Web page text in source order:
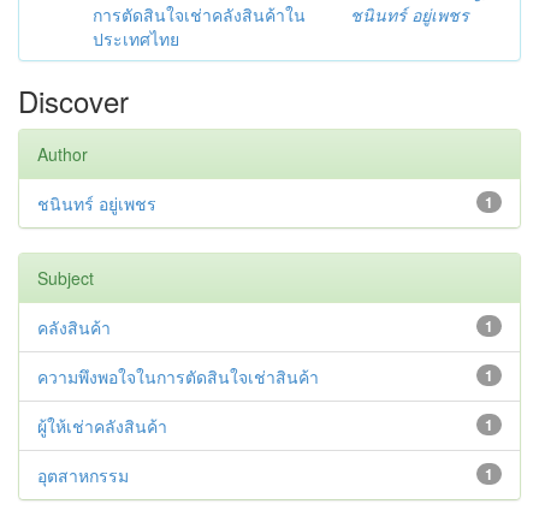
การตัดสินใจเช่าคลังสินค้าใน
ประเทศไทย
ชนินทร์ อยู่เพชร
Discover
Author
1
ชนินทร์ อยู่เพชร
Subject
1
คลังสินค้า
1
ความพึงพอใจในการตัดสินใจเช่าสินค้า
1
ผู้ให้เช่าคลังสินค้า
1
อุตสาหกรรม